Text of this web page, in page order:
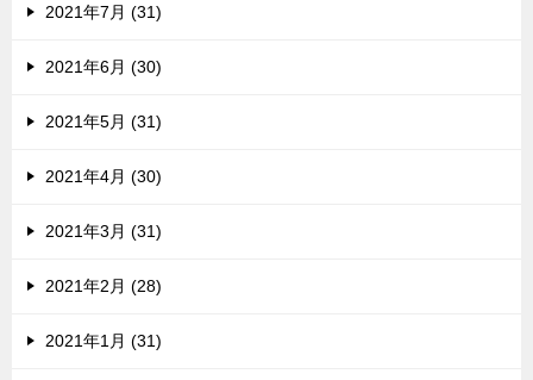
2021年7月 (31)
2021年6月 (30)
2021年5月 (31)
2021年4月 (30)
2021年3月 (31)
2021年2月 (28)
2021年1月 (31)